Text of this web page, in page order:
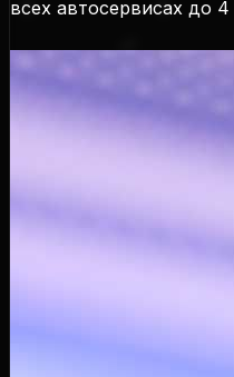
всех автосервисах до 4